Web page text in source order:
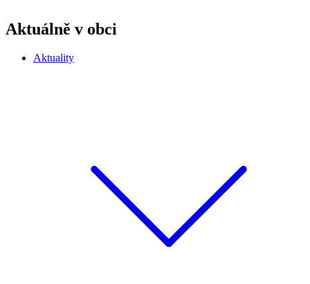
Aktuálně v obci
Aktuality